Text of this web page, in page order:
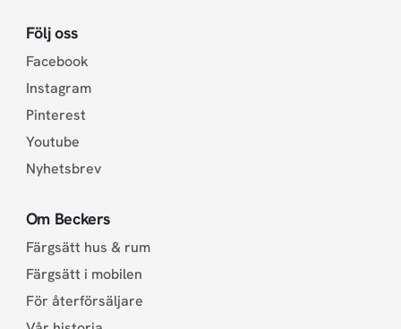
Följ oss
Facebook
Instagram
Pinterest
Youtube
Nyhetsbrev
Om Beckers
Färgsätt hus & rum
Färgsätt i mobilen
För återförsäljare